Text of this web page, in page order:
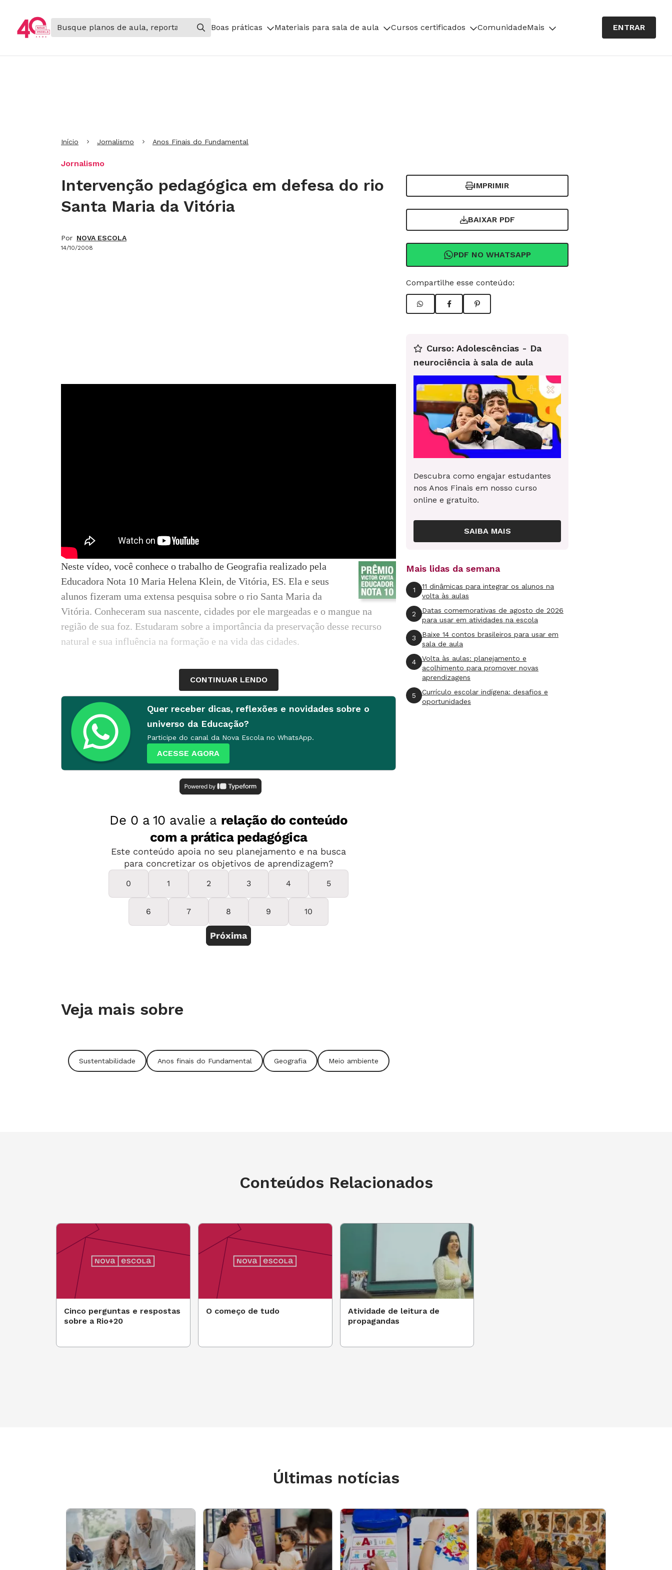
Boas práticas Materiais para sala de aula Cursos certificados ComunidadeMais ENTRAR
Início Jornalismo Anos Finais do Fundamental
Jornalismo
Intervenção pedagógica em defesa do rio
Santa Maria da Vitória
Por NOVA ESCOLA
14/10/2008
IMPRIMIR
BAIXAR PDF
PDF NO WHATSAPP
Compartilhe esse conteúdo:
Neste vídeo, você conhece o trabalho de Geografia realizado pela
Educadora Nota 10 Maria Helena Klein, de Vitória, ES. Ela e seus
alunos fizeram uma extensa pesquisa sobre o rio Santa Maria da
Vitória. Conheceram sua nascente, cidades por ele margeadas e o mangue na
região de sua foz. Estudaram sobre a importância da preservação desse recurso
natural e sua influência na formação e na vida das cidades.
CONTINUAR LENDO
Quer receber dicas, reflexões e novidades sobre o
universo da Educação?
Participe do canal da Nova Escola no WhatsApp.
ACESSE AGORA
Veja mais sobre
Sustentabilidade Anos finais do Fundamental Geografia Meio ambiente
Curso: Adolescências - Da
neurociência à sala de aula
Descubra como engajar estudantes
nos Anos Finais em nosso curso
online e gratuito.
SAIBA MAIS
Mais lidas da semana
1
11 dinâmicas para integrar os alunos na
volta às aulas
2
Datas comemorativas de agosto de 2026
para usar em atividades na escola
3
Baixe 14 contos brasileiros para usar em
sala de aula
4
Volta às aulas: planejamento e
acolhimento para promover novas
aprendizagens
5
Currículo escolar indígena: desafios e
oportunidades
Conteúdos Relacionados
Cinco perguntas e respostas
sobre a Rio+20
O começo de tudo
Atividade de leitura de
propagandas
Últimas notícias